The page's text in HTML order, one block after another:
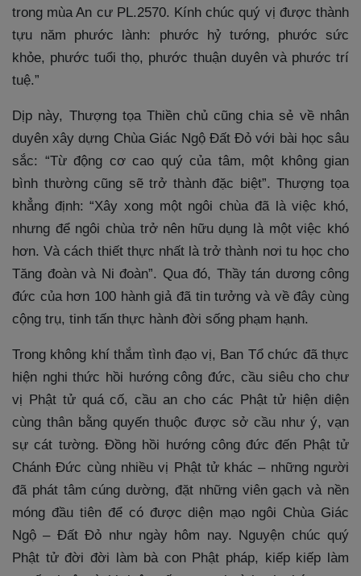
trong mùa An cư PL.2570. Kính chúc quý vị được thành
tựu năm phước lành: phước hỷ tướng, phước sức
khỏe, phước tuổi thọ, phước thuận duyên và phước trí
tuệ.”
Dịp này, Thượng tọa Thiền chủ cũng chia sẻ về nhân
duyên xây dựng Chùa Giác Ngộ Đất Đỏ với bài học sâu
sắc: “Từ động cơ cao quý của tâm, một không gian
bình thường cũng sẽ trở thành đặc biệt”. Thượng tọa
khẳng định: “Xây xong một ngôi chùa đã là việc khó,
nhưng để ngôi chùa trở nên hữu dụng là một việc khó
hơn. Và cách thiết thực nhất là trở thành nơi tu học cho
Tăng đoàn và Ni đoàn”. Qua đó, Thầy tán dương công
đức của hơn 100 hành giả đã tin tưởng và về đây cùng
cộng trụ, tinh tấn thực hành đời sống phạm hạnh.
Trong không khí thắm tình đạo vị, Ban Tổ chức đã thực
hiện nghi thức hồi hướng công đức, cầu siêu cho chư
vị Phật tử quá cố, cầu an cho các Phật tử hiện diện
cùng thân bằng quyến thuộc được sở cầu như ý, vạn
sự cát tường. Đồng hồi hướng công đức đến Phật tử
Chánh Đức cùng nhiều vị Phật tử khác – những người
đã phát tâm cúng dường, đặt những viên gạch và nền
móng đầu tiên để có được diện mạo ngôi Chùa Giác
Ngộ – Đất Đỏ như ngày hôm nay. Nguyện chúc quý
Phật tử đời đời làm bà con Phật pháp, kiếp kiếp làm